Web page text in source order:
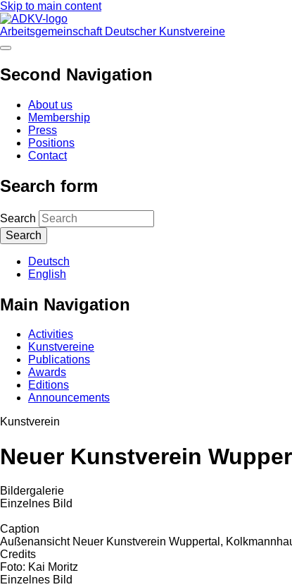
Skip to main content
Arbeitsgemeinschaft Deutscher Kunstvereine
Second Navigation
About us
Membership
Press
Positions
Contact
Search form
Search
Deutsch
English
Main Navigation
Activities
Kunstvereine
Publications
Awards
Editions
Announcements
Kunstverein
Neuer Kunstverein
Bildergalerie
Einzelnes Bild
Caption
Außenansicht Neuer Kunstverein Wuppertal,
Credits
Foto: Kai Moritz
Einzelnes Bild